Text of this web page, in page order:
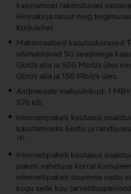
kasutamisel rakenduvad
Hinnakirja tasud ning
Kodulehel.
Maksimaalsed kasutuskiirused
võimaldavad 5G seadmega
Gbit/s alla ja 500 Mbit/s üles
Gbit/s alla ja 150 Mbit/s üles.
Andmeside mahuühikud: 1
576 kB.
Internetipaketi kuutasus
kasutamiseks Eestis ja
⁽⁵⁾.
Internetipaketi kuutasus
paketi vahetuse korral
internetipaketi suurema vastu
kogu selle kuu